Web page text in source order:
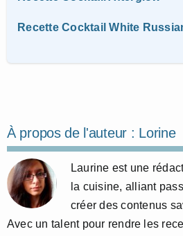
Recette Cocktail White
À propos de l'auteur : Lorine
Laurine est une
la cuisine, alliant
créer des contenus
Avec un talent pour rendre les